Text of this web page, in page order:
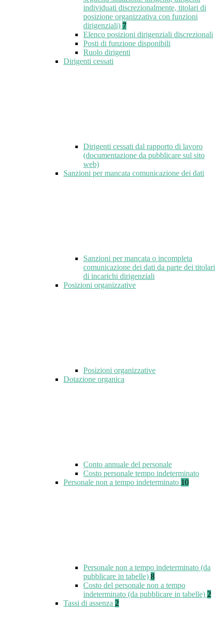
individuati discrezionalmente, titolari di
posizione organizzativa con funzioni
dirigenziali) 7
Elenco posizioni dirigenziali discrezionali
Posti di funzione disponibili
Ruolo dirigenti
Dirigenti cessati
Dirigenti cessati dal rapporto di lavoro
(documentazione da pubblicare sul sito
web)
Sanzioni per mancata comunicazione dei dati
Sanzioni per mancata o incompleta
comunicazione dei dati da parte dei titolari
di incarichi dirigenziali
Posizioni organizzative
Posizioni organizzative
Dotazione organica
Conto annuale del personale
Costo personale tempo indeterminato
Personale non a tempo indeterminato 10
Personale non a tempo indeterminato (da
pubblicare in tabelle) 8
Costo del personale non a tempo
indeterminato (da pubblicare in tabelle) 2
Tassi di assenza 2